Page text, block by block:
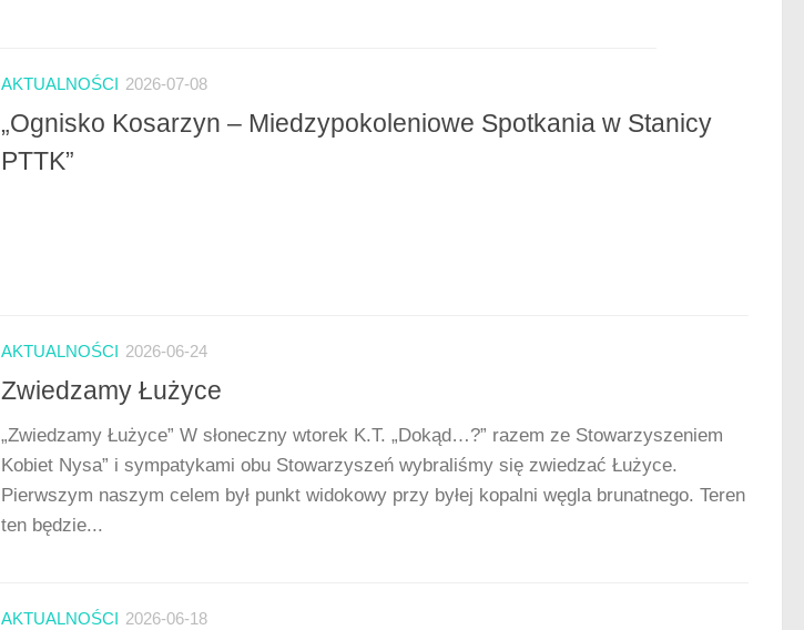
AKTUALNOŚCI 2026-07-08
„Ognisko Kosarzyn – Miedzypokoleniowe Spotkania w Stanicy
PTTK”
AKTUALNOŚCI 2026-06-24
Zwiedzamy Łużyce
„Zwiedzamy Łużyce” W słoneczny wtorek K.T. „Dokąd…?” razem ze Stowarzyszeniem
Kobiet Nysa” i sympatykami obu Stowarzyszeń wybraliśmy się zwiedzać Łużyce.
Pierwszym naszym celem był punkt widokowy przy byłej kopalni węgla brunatnego. Teren
ten będzie...
AKTUALNOŚCI 2026-06-18